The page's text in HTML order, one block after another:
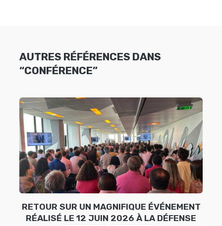
AUTRES RÉFÉRENCES DANS
“CONFÉRENCE”
RETOUR SUR UN MAGNIFIQUE ÉVÉNEMENT
RÉALISÉ LE 12 JUIN 2026 À LA DÉFENSE